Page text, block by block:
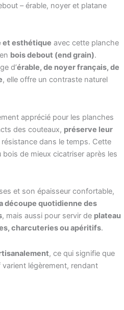
– érable, noyer et platane
et esthétique avec cette planche
bois debout (end grain).
d’érable, de noyer français, de
, elle offre un contraste naturel
apprécié pour les planches
des couteaux, préserve leur
dans le temps. Cette
de mieux cicatriser après les
et son épaisseur confortable,
découpe quotidienne des
, mais aussi pour servir de plateau
charcuteries ou apéritifs.
, ce qui signifie que
légèrement, rendant